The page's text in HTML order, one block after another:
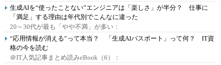
生成AIを“使ったことない”エンジニアは「楽しさ」が半分？ 仕事に
「満足」する理由は年代別でこんなに違った
20～30代が最も「やや不満」が多い：
“応用情報が消える”って本当？ 「生成AIパスポート」って何？ IT資
格の今を読む
＠IT人気記事まとめ読みeBook（6）：